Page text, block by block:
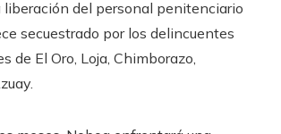
del personal penitenciario
secuestrado por los delincuentes
de El Oro, Loja, Chimborazo,